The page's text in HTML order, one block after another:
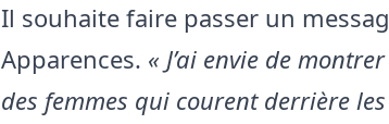
Il souhaite faire passer un
Apparences. « J’ai envie de
des femmes qui courent derrière